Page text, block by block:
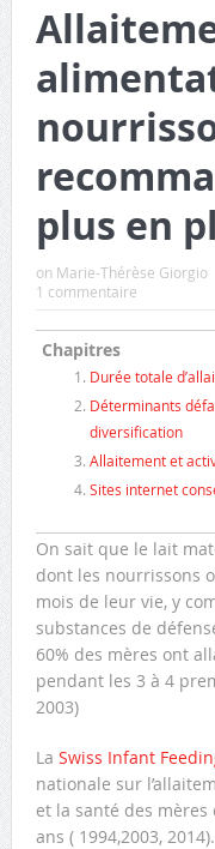
plus en
on Marie-Thérèse Giorgio
1 commentaire
Chapitres
Durée totale
Déterminants
diversification
Allaitement et
Sites internet
On sait que le lait
dont les nourrissons
mois de leur vie, y
substances de
60% des mères ont
pendant les 3 à 4
2003)
La Swiss Infant
nationale sur
et la santé des
ans ( 1994,2003, 2014).